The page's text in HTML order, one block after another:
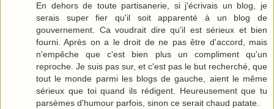
En dehors de toute partisanerie, si j'écrivais un blog, je
serais super fier qu'il soit apparenté à un blog de
gouvernement. Ca voudrait dire qu'il est sérieux et bien
fourni. Après on a le droit de ne pas être d'accord, mais
n'empêche que c'est bien plus un compliment qu'un
reproche. Je suis pas sur, et c'est pas le but recherché, que
tout le monde parmi les blogs de gauche, aient le même
sérieux que toi quand ils rédigent. Heureusement que tu
parsèmes d'humour parfois, sinon ce serait chaud patate.